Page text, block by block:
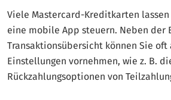
Viele Mastercard-Kreditkarten
eine mobile App steuern. Neben der
Transaktionsübersicht können Sie
Einstellungen vornehmen, wie z. B.
Rückzahlungsoptionen von